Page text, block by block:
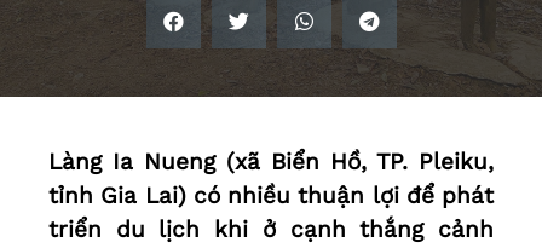
Làng Ia Nueng (xã Biển Hồ, TP. Pleiku,
tỉnh Gia Lai) có nhiều thuận lợi để phát
triển du lịch khi ở cạnh thắng cảnh